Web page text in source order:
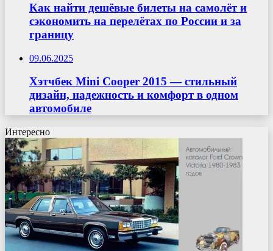
Как найти дешёвые билеты на самолёт и
сэкономить на перелётах по России и за
границу
09.06.2025
Хэтчбек Mini Cooper 2015 — стильный
дизайн, надежность и комфорт в одном
автомобиле
Интересно